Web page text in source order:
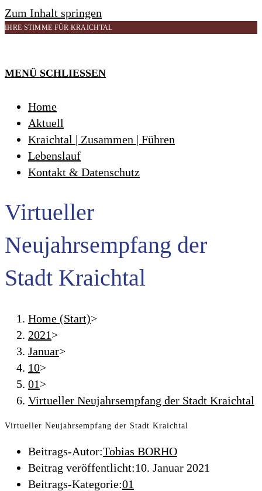
Zum Inhalt springen
IHRE STIMME FÜR KRAICHTAL
MENÜ SCHLIESSEN
Home
Aktuell
Kraichtal | Zusammen | Führen
Lebenslauf
Kontakt & Datenschutz
Virtueller
Neujahrsempfang der
Stadt Kraichtal
Home (Start)>
2021>
Januar>
10>
01>
Virtueller Neujahrsempfang der Stadt Kraichtal
Virtueller Neujahrsempfang der Stadt Kraichtal
Beitrags-Autor:Tobias BORHO
Beitrag veröffentlicht:10. Januar 2021
Beitrags-Kategorie:01